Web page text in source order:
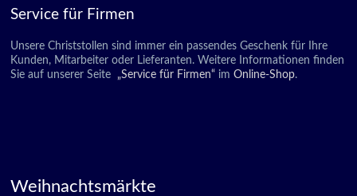
Service für Firmen
Unsere Christstollen sind immer ein passendes Geschenk für Ihre
Kunden, Mitarbeiter oder Lieferanten. Weitere Informationen finden
Sie auf unserer Seite
„Service für Firmen“ im Online-Shop.
Weihnachtsmärkte